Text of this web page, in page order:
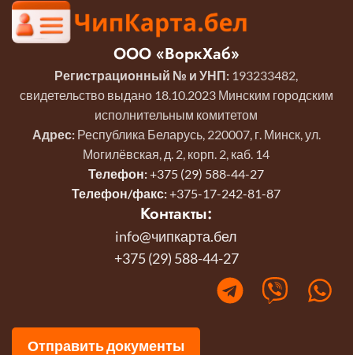
ООО «ВоркХаб»
Регистрационный № и УНП: 193233482,
свидетельство выдано 18.10.2023 Минским городским
исполнительным комитетом
Адрес:Республика Беларусь, 220007, г. Минск, ул.
Могилёвская, д. 2, корп. 2, каб. 14
Телефон:+375 (29) 588-44-27
Телефон/факс:+375-17-242-81-87
Контакты:
info@чипкарта.бел
+375 (29) 588-44-27
Отправить документы